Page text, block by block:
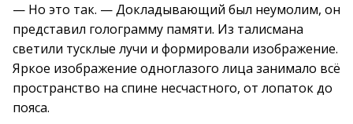
— Но это так. — Докладывающий был неумолим, он
представил голограмму памяти. Из талисмана
светили тусклые лучи и формировали изображение.
Яркое изображение одноглазого лица занимало всё
пространство на спине несчастного, от лопаток до
пояса.